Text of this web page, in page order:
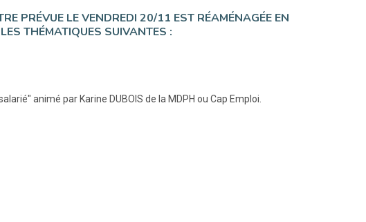
PRÉVUE LE VENDREDI 20/11 EST RÉAMÉNAGÉE EN
THÉMATIQUES SUIVANTES :
animé par Karine DUBOIS de la MDPH ou Cap Emploi.